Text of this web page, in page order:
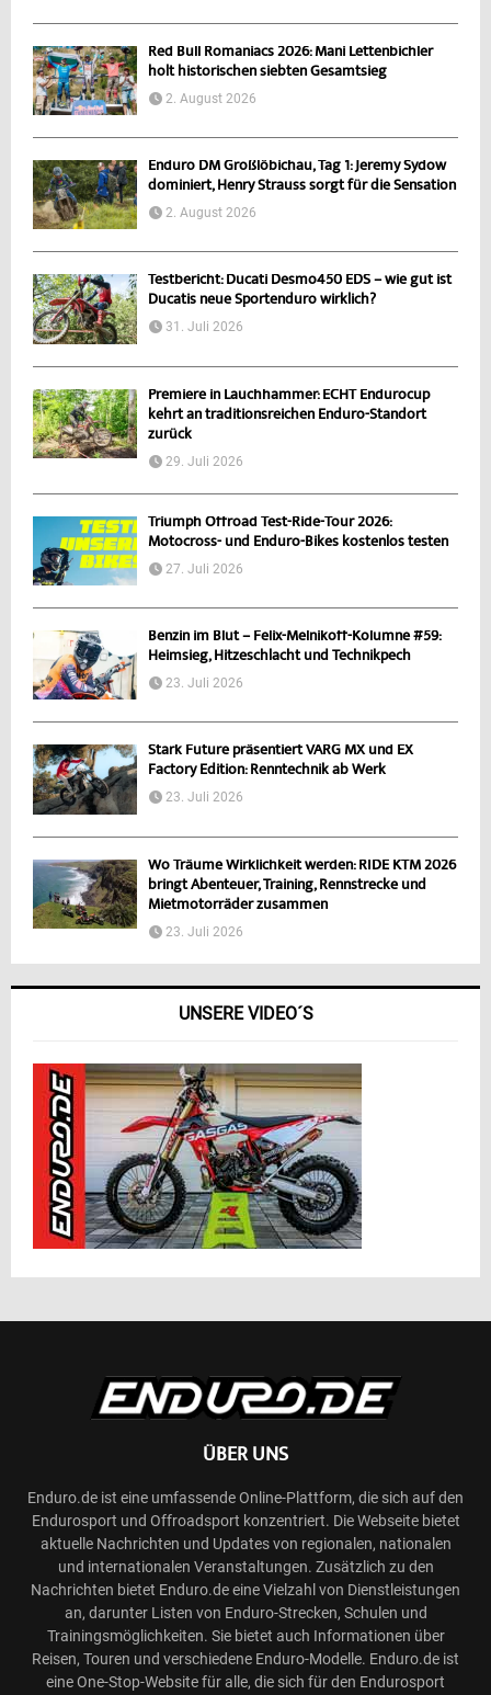
Red Bull Romaniacs 2026: Mani Lettenbichler
holt historischen siebten Gesamtsieg
2. August 2026
Enduro DM Großlöbichau, Tag 1: Jeremy Sydow
dominiert, Henry Strauss sorgt für die Sensation
2. August 2026
Testbericht: Ducati Desmo450 EDS – wie gut ist
Ducatis neue Sportenduro wirklich?
31. Juli 2026
Premiere in Lauchhammer: ECHT Endurocup
kehrt an traditionsreichen Enduro-Standort
zurück
29. Juli 2026
Triumph Offroad Test-Ride-Tour 2026:
Motocross- und Enduro-Bikes kostenlos testen
27. Juli 2026
Benzin im Blut – Felix-Melnikoff-Kolumne #59:
Heimsieg, Hitzeschlacht und Technikpech
23. Juli 2026
Stark Future präsentiert VARG MX und EX
Factory Edition: Renntechnik ab Werk
23. Juli 2026
Wo Träume Wirklichkeit werden: RIDE KTM 2026
bringt Abenteuer, Training, Rennstrecke und
Mietmotorräder zusammen
23. Juli 2026
UNSERE VIDEO´S
ÜBER UNS
Enduro.de ist eine umfassende Online-Plattform, die sich auf den
Endurosport und Offroadsport konzentriert. Die Webseite bietet
aktuelle Nachrichten und Updates von regionalen, nationalen
und internationalen Veranstaltungen. Zusätzlich zu den
Nachrichten bietet Enduro.de eine Vielzahl von Dienstleistungen
an, darunter Listen von Enduro-Strecken, Schulen und
Trainingsmöglichkeiten. Sie bietet auch Informationen über
Reisen, Touren und verschiedene Enduro-Modelle. Enduro.de ist
eine One-Stop-Website für alle, die sich für den Endurosport